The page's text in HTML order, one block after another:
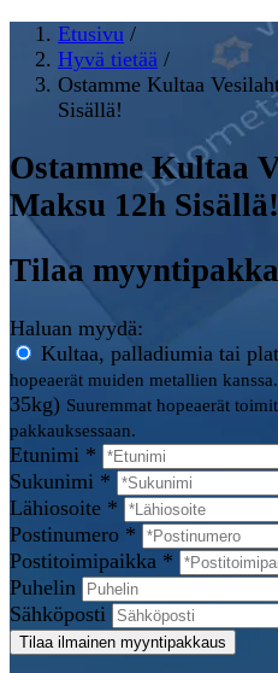
Etusivu /
Hyvä tietää /
Ostamme Kultaa
Sisällä!
Ostamme Kultaa
Maksu 12h Sisällä!
Tilaa
Haluan myydä:
Kultaa, palladiumia tai
hopeaerät muiden metallien kanssa.
35kg) Suuremmat hopeaerät
pakkauksessaan.
Etunimi *
Sukunimi *
Lähiosoite *
Postinumero *
Postitoimipaikka *
Puhelin
Sähköposti
Tilaa ilmainen myyntipakkaus